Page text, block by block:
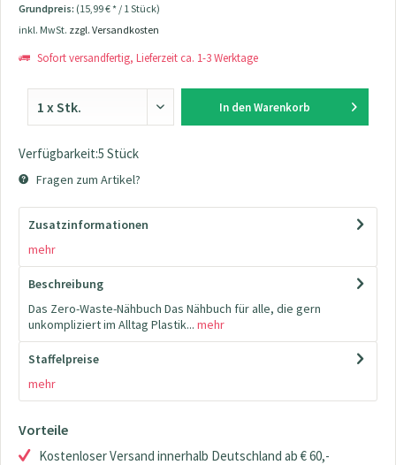
Grundpreis: (15,99 € * / 1 Stück)
inkl. MwSt. zzgl. Versandkosten
Sofort versandfertig, Lieferzeit ca. 1-3 Werktage
In den Warenkorb
Verfügbarkeit:5 Stück
Fragen zum Artikel?
Zusatzinformationen
mehr
Beschreibung
Das Zero-Waste-Nähbuch Das Nähbuch für alle, die gern
unkompliziert im Alltag Plastik... mehr
Staffelpreise
mehr
Vorteile
Kostenloser Versand innerhalb Deutschland ab € 60,-